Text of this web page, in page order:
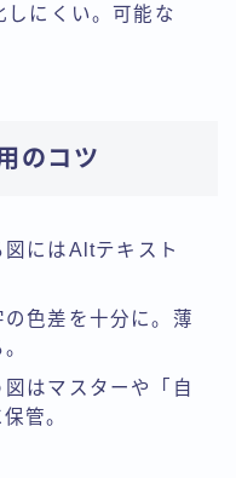
しにくい。可能な
のコツ
図にはAltテキスト
の色差を十分に。薄
図はマスターや「自
管。